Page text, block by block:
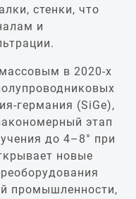
стенки, что
и
в 2020‑х
(SiGe),
этап
до 4–8° при
новые
промышленности,